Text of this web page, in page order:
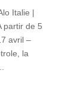
Italie |
partir de 5
avril –
la